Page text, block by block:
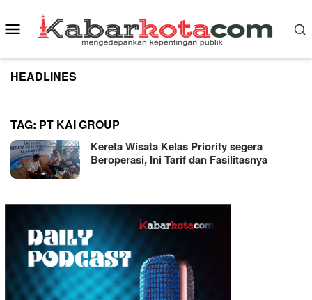
to
content
Mobile
Menu
HEADLINES
TAG: PT KAI GROUP
Kereta Wisata Kelas Priority segera
Beroperasi, Ini Tarif dan Fasilitasnya